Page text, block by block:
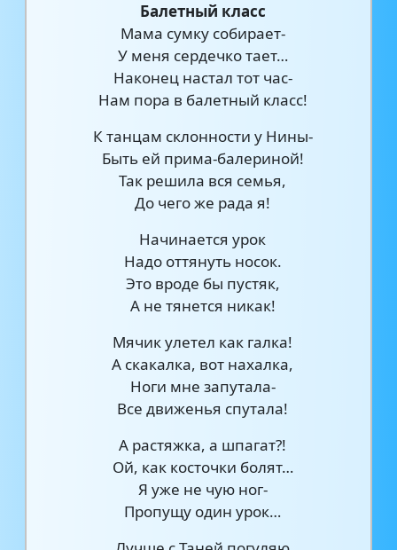
Балетный класс
Мама сумку собирает-
У меня сердечко тает…
Наконец настал тот час-
Нам пора в балетный класс!
К танцам склонности у Нины-
Быть ей прима-балериной!
Так решила вся семья,
До чего же рада я!
Начинается урок
Надо оттянуть носок.
Это вроде бы пустяк,
А не тянется никак!
Мячик улетел как галка!
А скакалка, вот нахалка,
Ноги мне запутала-
Все движенья спутала!
А растяжка, а шпагат?!
Ой, как косточки болят…
Я уже не чую ног-
Пропущу один урок…